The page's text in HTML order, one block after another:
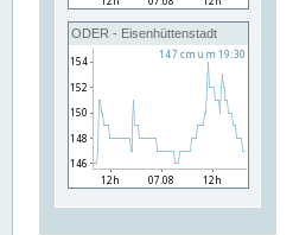
ODER - Eisenhüttenstadt